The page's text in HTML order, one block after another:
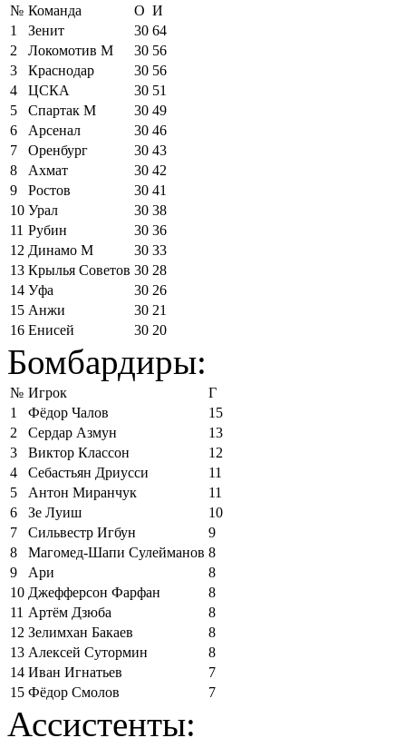
№ Команда О И
1
Зенит 30 64
2
Локомотив М 30 56
3
Краснодар 30 56
4
ЦСКА 30 51
5
Спартак М 30 49
6
Арсенал 30 46
7
Оренбург 30 43
8
Ахмат 30 42
9
Ростов 30 41
10 Урал 30 38
11 Рубин 30 36
12 Динамо М 30 33
13 Крылья Советов 30 28
14 Уфа 30 26
15 Анжи 30 21
16 Енисей 30 20
Бомбардиры:
№ Игрок
Г
1
Фёдор Чалов
15
2
Сердар Азмун
13
3
Виктор Классон
12
4
Себастьян Дриусси
11
5
Антон Миранчук
11
6
Зе Луиш
10
7
Сильвестр Игбун
9
8
Магомед-Шапи Сулейманов 8
9
Ари
8
10 Джефферсон Фарфан
8
11 Артём Дзюба
8
12 Зелимхан Бакаев
8
13 Алексей Сутормин
8
14 Иван Игнатьев
7
15 Фёдор Смолов 7
Ассистенты: